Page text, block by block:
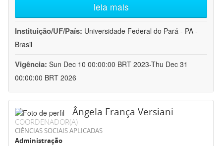
leia mais
Instituição/UF/País: Universidade Federal do Pará - PA -
Brasil
Vigência: Sun Dec 10 00:00:00 BRT 2023-Thu Dec 31
00:00:00 BRT 2026
Ângela França Versiani
COORDENADOR(A)
CIÊNCIAS SOCIAIS APLICADAS
Administração